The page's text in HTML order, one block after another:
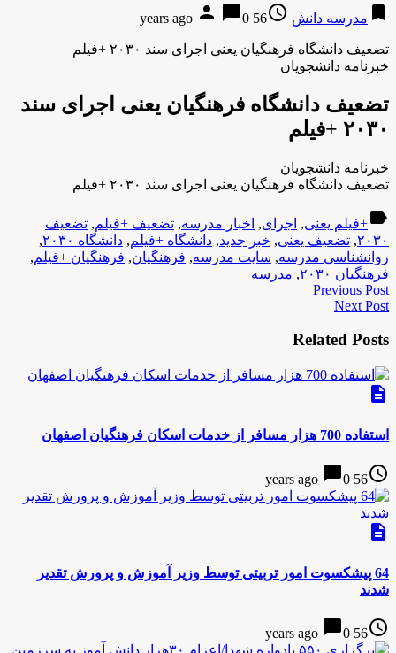
bookmark مدرسه دانش access_time
56 years ago
person chat_bubble0
تضعیف دانشگاه فرهنگیان یعنی اجرای سند ۲۰۳۰ +فیلم
خبرنامه دانشجویان
تضعیف دانشگاه فرهنگیان یعنی اجرای سند
۲۰۳۰ +فیلم
خبرنامه دانشجویان
تضعیف دانشگاه فرهنگیان یعنی اجرای سند ۲۰۳۰ +فیلم
label+فیلم یعنی, اجرای, اخبار مدرسه, تضعیف +فیلم, تضعیف
۲۰۳۰, تضعیف یعنی, خبر جدید, دانشگاه +فیلم, دانشگاه ۲۰۳۰
,
روانشناسی مدرسه, سایت مدرسه, فرهنگیان, فرهنگیان +فیلم,
فرهنگیان ۲۰۳۰
, مدرسه
Previous Post
Next Post
Related Posts
description
استفاده 700 هزار مسافر از خدمات اسکان فرهنگیان اصفهان
access_time
56 years ago
chat_bubble0
description
64 پیشکسوت امور تربیتی توسط وزیر آموزش و پرورش تقدیر
شدند
access_time
56 years ago
chat_bubble0